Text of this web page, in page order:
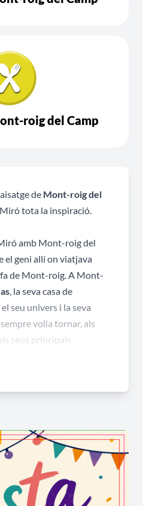
roig del Camp
de Mont-roig del
tota la inspiració.
amb Mont-roig del
el geni allí on viatjava
de Mont-roig. A Mont-
, la seva casa de
seu univers i la seva
volia tornar, als
seus principals
producció pictòrica la
en un dels artistes
Ho feu inspirat per
seus paisatges,
terra, a partir de